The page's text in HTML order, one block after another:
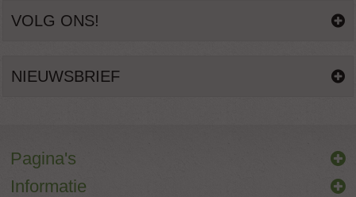
VOLG ONS!
NIEUWSBRIEF
Pagina's
Informatie